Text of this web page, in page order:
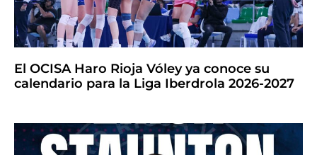
El OCISA Haro Rioja Vóley ya conoce su
calendario para la Liga Iberdrola 2026-2027